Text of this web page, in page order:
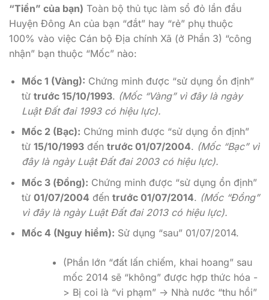
“Tiền” của bạn) Toàn bộ thủ tục làm sổ đỏ lần đầu
Huyện Đông An của bạn “đắt” hay “rẻ” phụ thuộc
100% vào việc Cán bộ Địa chính Xã (ở Phần 3) “công
nhận” bạn thuộc “Mốc” nào:
Mốc 1 (Vàng): Chứng minh được “sử dụng ổn định”
từ trước 15/10/1993. (Mốc “Vàng” vì đây là ngày
Luật Đất đai 1993 có hiệu lực).
Mốc 2 (Bạc): Chứng minh được “sử dụng ổn định”
từ 15/10/1993đến trước 01/07/2004. (Mốc “Bạc” vì
đây là ngày Luật Đất đai 2003 có hiệu lực).
Mốc 3 (Đồng): Chứng minh được “sử dụng ổn định”
từ 01/07/2004 đến trước 01/07/2014. (Mốc “Đồng”
vì đây là ngày Luật Đất đai 2013 có hiệu lực).
Mốc 4 (Nguy hiểm): Sử dụng “sau” 01/07/2014.
(Phần lớn “đất lấn chiếm, khai hoang” sau
mốc 2014 sẽ “không” được hợp thức hóa -
> Bị coi là “vi phạm” -> Nhà nước “thu hồi”